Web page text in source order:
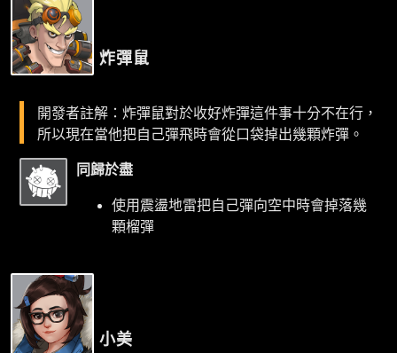
炸彈鼠
開發者註解：炸彈鼠對於收好炸彈這件事十分不在行，
所以現在當他把自己彈飛時會從口袋掉出幾顆炸彈。
同歸於盡
使用震盪地雷把自己彈向空中時會掉落幾
顆榴彈
小美